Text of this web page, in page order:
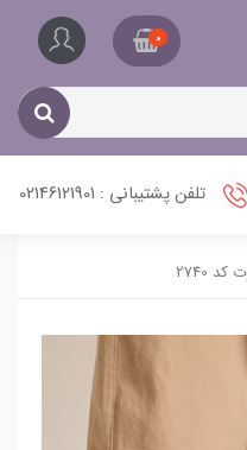
0
تلفن پشتیبانی : 02146121901
کد 2740